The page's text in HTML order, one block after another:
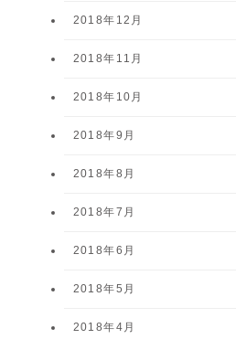
2018年12月
2018年11月
2018年10月
2018年9月
2018年8月
2018年7月
2018年6月
2018年5月
2018年4月